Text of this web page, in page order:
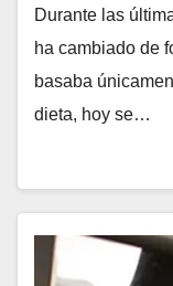
Durante las
ha cambiado de
basaba
dieta, hoy se…